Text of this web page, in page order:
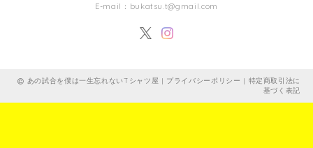
E-mail： bukatsu.t@gmail.com
あの試合を僕は一生忘れないTシャツ屋 | プライバシーポリシー | 特定商取引法に
基づく表記